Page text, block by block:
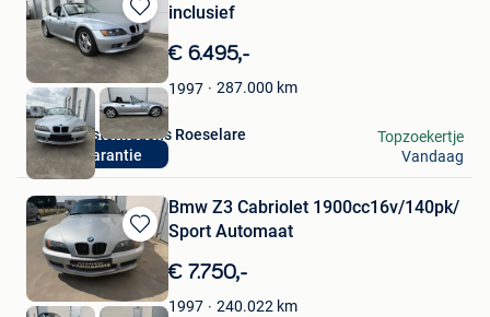
Bewaren
in
Mijn
Favorieten
Met garantie
inclusief
€ 6.495,-
1997 287.000 km
Lichte Bestelwagens Roeselare
Roeselare
Topzoekertje
Vandaag
Bewaren
in
Mijn
Favorieten
Bmw Z3 Cabriolet 1900cc16v/140pk/
Sport Automaat
€ 7.750,-
1997 240.022 km